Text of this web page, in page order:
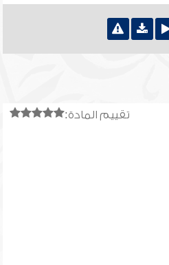
تقييم المادة: